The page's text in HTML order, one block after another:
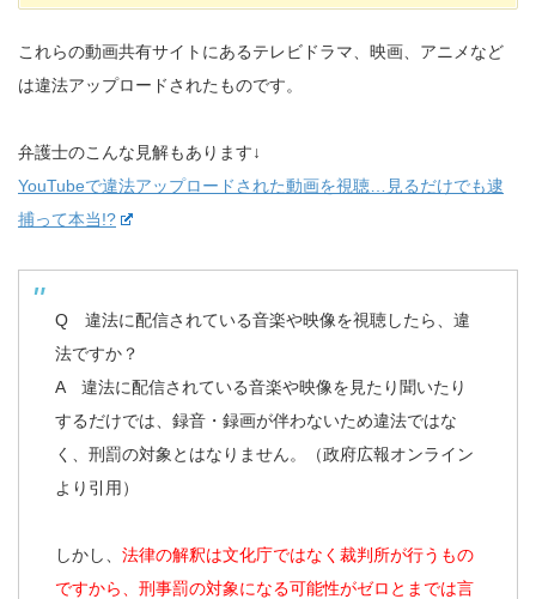
これらの動画共有サイトにあるテレビドラマ、映画、アニメなど
は違法アップロードされたものです。
弁護士のこんな見解もあります↓
YouTubeで違法アップロードされた動画を視聴…見るだけでも逮
捕って本当!?
Q 違法に配信されている音楽や映像を視聴したら、違
法ですか？
A 違法に配信されている音楽や映像を見たり聞いたり
するだけでは、録音・録画が伴わないため違法ではな
く、刑罰の対象とはなりません。（政府広報オンライン
より引用）
しかし、 法律の解釈は文化庁ではなく裁判所が行うもの
ですから、刑事罰の対象になる可能性がゼロとまでは言